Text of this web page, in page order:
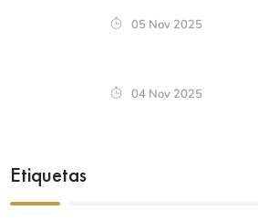
05 Nov 2025
04 Nov 2025
Etiquetas